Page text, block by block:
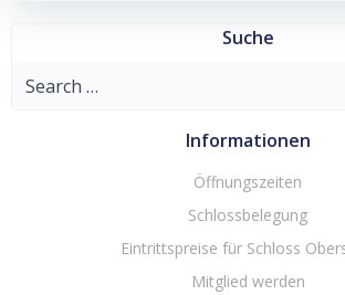
Suche
Search
Informationen
Öffnungszeiten
Schlossbelegung
Eintrittspreise für Schloss
Mitglied werden